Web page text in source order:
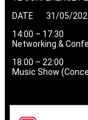
DATE 31/05/
14:00 – 17:30
Networking &
18:00 – 22:00
Music Show